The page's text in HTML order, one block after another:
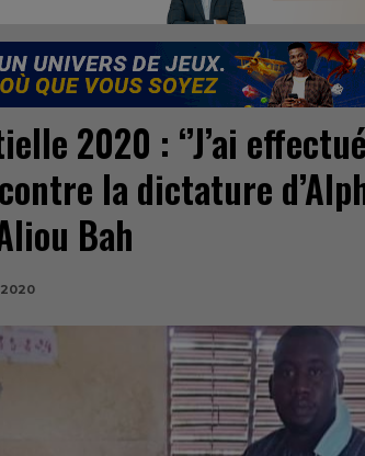
2020 : ‘’J’ai
la dictature
Bah
2020